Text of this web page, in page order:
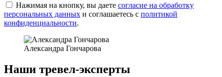
Нажимая на кнопку, вы даете согласие на обработку
персональных данных и соглашаетесь c политикой
конфиденциальности.
Александра Гончарова
Наши тревел-эксперты